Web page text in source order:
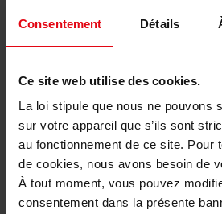
Consentement Détails
Ce site web utilise des cookies.
La loi stipule que nous ne pouvons
sur votre appareil que s’ils sont
au fonctionnement de ce site. Pour
de cookies, nous avons besoin de
À tout moment, vous pouvez
consentement dans la présente
Description
Conseil d'utilisation
Caractéristiques